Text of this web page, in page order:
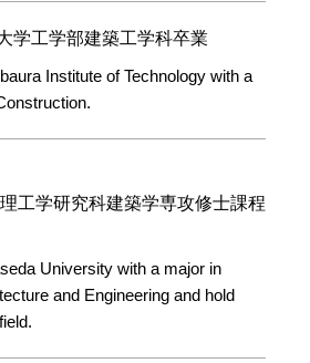
学工学部建築工学科卒業
Institute of Technology with a
工学研究科建築学専攻修士課程
University with a major in
and Engineering and hold